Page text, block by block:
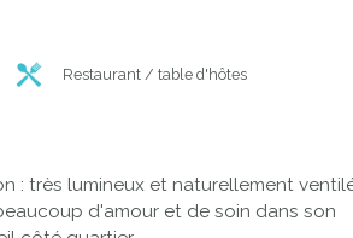
Restaurant / table d'hôtes
: très lumineux et naturellement
d'amour et de soin dans son